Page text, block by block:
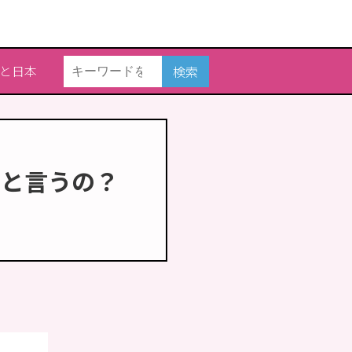
検索
日本
言うの？